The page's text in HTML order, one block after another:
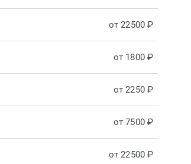
от 22500 ₽
от 1800 ₽
от 2250 ₽
от 7500 ₽
от 22500 ₽